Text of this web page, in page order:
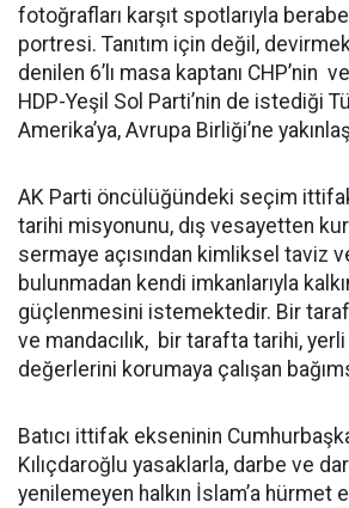
fotoğrafları karşıt spotlarıyla
portresi. Tanıtım için değil,
denilen 6’lı masa kaptanı CHP’nin
HDP-Yeşil Sol Parti’nin de istediği
Amerika’ya, Avrupa Birliği’ne
AK Parti öncülüğündeki seçim
tarihi misyonunu, dış vesayetten
sermaye açısından kimliksel taviz
bulunmadan kendi imkanlarıyla
güçlenmesini istemektedir. Bir
ve mandacılık, bir tarafta tarihi,
değerlerini korumaya çalışan
Batıcı ittifak ekseninin
Kılıçdaroğlu yasaklarla, darbe ve
yenilemeyen halkın İslam’a hürmet